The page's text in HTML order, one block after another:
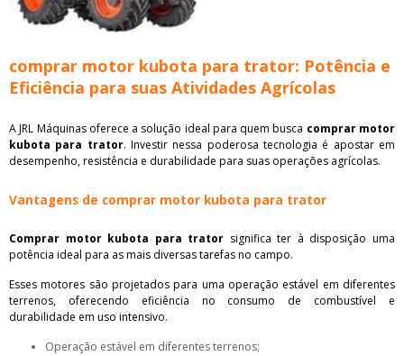
comprar motor kubota para trator: Potência e
Eficiência para suas Atividades Agrícolas
A JRL Máquinas oferece a solução ideal para quem busca comprar motor
kubota para trator. Investir nessa poderosa tecnologia é apostar em
desempenho, resistência e durabilidade para suas operações agrícolas.
Vantagens de comprar motor kubota para trator
Comprar motor kubota para trator significa ter à disposição uma
potência ideal para as mais diversas tarefas no campo.
Esses motores são projetados para uma operação estável em diferentes
terrenos, oferecendo eficiência no consumo de combustível e
durabilidade em uso intensivo.
Operação estável em diferentes terrenos;